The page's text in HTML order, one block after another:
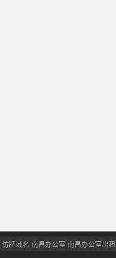
仿牌域名 南昌办公室 南昌办公室出租